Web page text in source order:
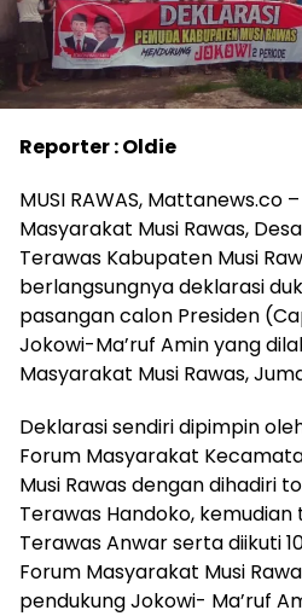
Reporter : Oldie
MUSI RAWAS, Mattanews.co
Masyarakat Musi Rawas,
Terawas Kabupaten Musi
berlangsungnya deklarasi
pasangan calon Presiden
Jokowi-Ma’ruf Amin yang
Masyarakat Musi Rawas,
Deklarasi sendiri dipimpin
Forum Masyarakat
Musi Rawas dengan dihadiri
Terawas Handoko,
Terawas Anwar serta diikuti
Forum Masyarakat Musi
pendukung Jokowi- Ma’ruf